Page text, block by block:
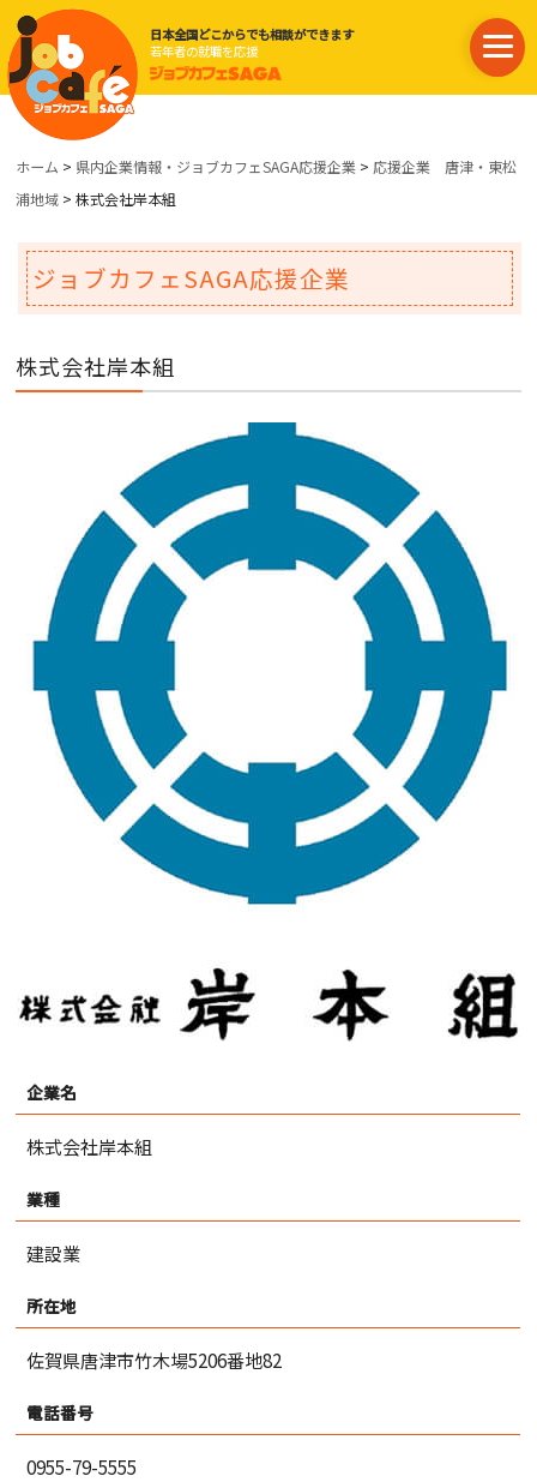
日本全国どこからでも相談ができます
若年者の就職を応援
ホーム > 県内企業情報・ジョブカフェSAGA応援企業 > 応援企業 唐津・東松
浦地域 > 株式会社岸本組
ジョブカフェSAGA応援企業
株式会社岸本組
企業名
株式会社岸本組
業種
建設業
所在地
佐賀県唐津市竹木場5206番地82
電話番号
0955-79-5555